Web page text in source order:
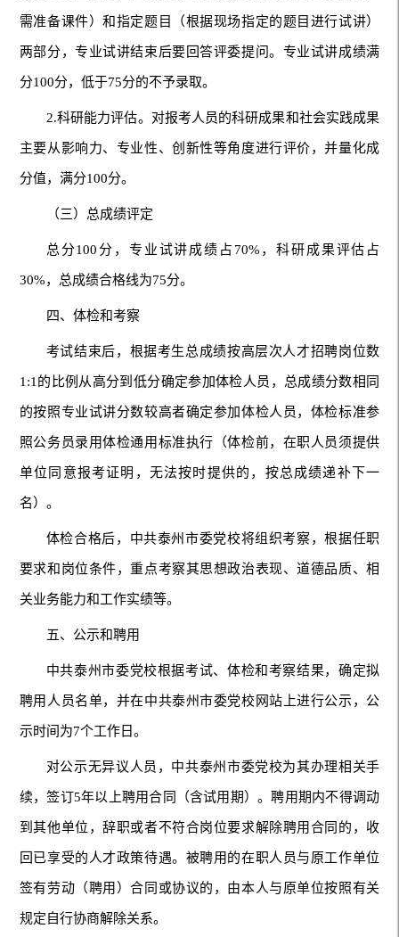
需准备课件）和指定题目（根据现场指定的题目进行试讲）
两部分，专业试讲结束后要回答评委提问。专业试讲成绩满
分100分，低于75分的不予录取。
2.科研能力评估。对报考人员的科研成果和社会实践成果
主要从影响力、专业性、创新性等角度进行评价，并量化成
分值，满分100分。
（三）总成绩评定
总分100分，专业试讲成绩占70%，科研成果评估占
30%，总成绩合格线为75分。
四、体检和考察
考试结束后，根据考生总成绩按高层次人才招聘岗位数
1:1的比例从高分到低分确定参加体检人员，总成绩分数相同
的按照专业试讲分数较高者确定参加体检人员，体检标准参
照公务员录用体检通用标准执行（体检前，在职人员须提供
单位同意报考证明，无法按时提供的，按总成绩递补下一
名）。
体检合格后，中共泰州市委党校将组织考察，根据任职
要求和岗位条件，重点考察其思想政治表现、道德品质、相
关业务能力和工作实绩等。
五、公示和聘用
中共泰州市委党校根据考试、体检和考察结果，确定拟
聘用人员名单，并在中共泰州市委党校网站上进行公示，公
示时间为7个工作日。
对公示无异议人员，中共泰州市委党校为其办理相关手
续，签订5年以上聘用合同（含试用期）。聘用期内不得调动
到其他单位，辞职或者不符合岗位要求解除聘用合同的，收
回已享受的人才政策待遇。被聘用的在职人员与原工作单位
签有劳动（聘用）合同或协议的，由本人与原单位按照有关
规定自行协商解除关系。